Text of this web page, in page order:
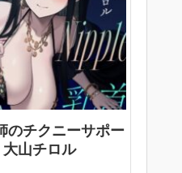
のチクニーサポー
大山チロル